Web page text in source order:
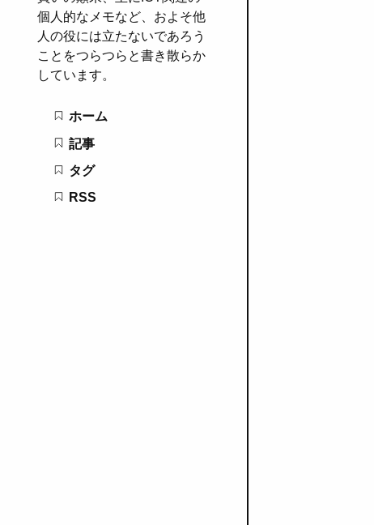
個人的なメモなど、およそ他
人の役には立たないであろう
ことをつらつらと書き散らか
しています。
ホーム
記事
タグ
RSS